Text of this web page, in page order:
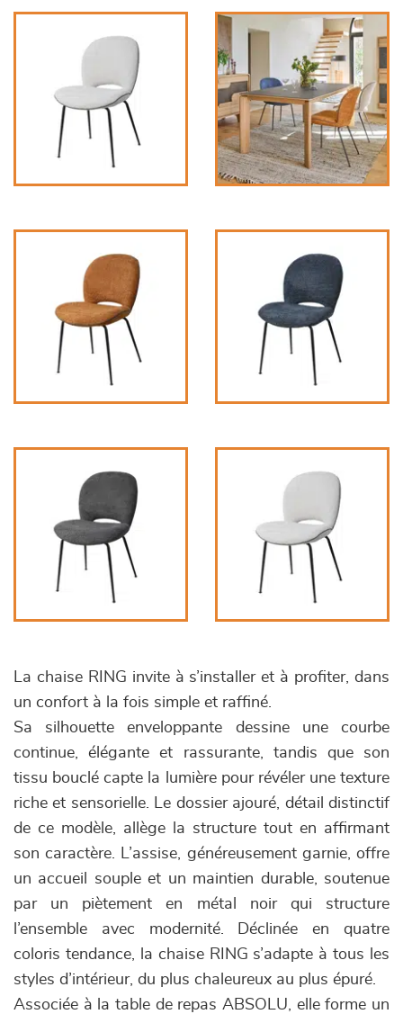
La chaise RING invite à s’installer et à profiter, dans
un confort à la fois simple et raffiné.
Sa silhouette enveloppante dessine une courbe
continue, élégante et rassurante, tandis que son
tissu bouclé capte la lumière pour révéler une texture
riche et sensorielle. Le dossier ajouré, détail distinctif
de ce modèle, allège la structure tout en affirmant
son caractère. L’assise, généreusement garnie, offre
un accueil souple et un maintien durable, soutenue
par un piètement en métal noir qui structure
l’ensemble avec modernité. Déclinée en quatre
coloris tendance, la chaise RING s’adapte à tous les
styles d’intérieur, du plus chaleureux au plus épuré.
Associée à la table de repas ABSOLU, elle forme un